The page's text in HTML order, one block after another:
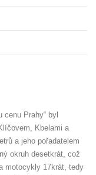
Prahy“ byl
Kbelami a
a jeho pořadatelem
okruh desetkrát, což
motocykly 17krát, tedy